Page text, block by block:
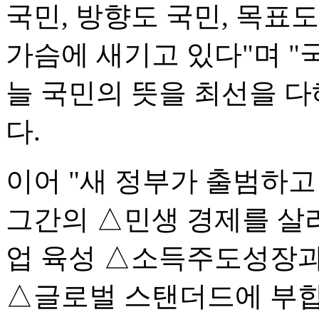
국민, 방향도 국민, 목표
가슴에 새기고 있다"며 "
늘 국민의 뜻을 최선을
다.
이어 "새 정부가 출범하
그간의 △민생 경제를 살
업 육성 △소득주도성장
△글로벌 스탠더드에 부